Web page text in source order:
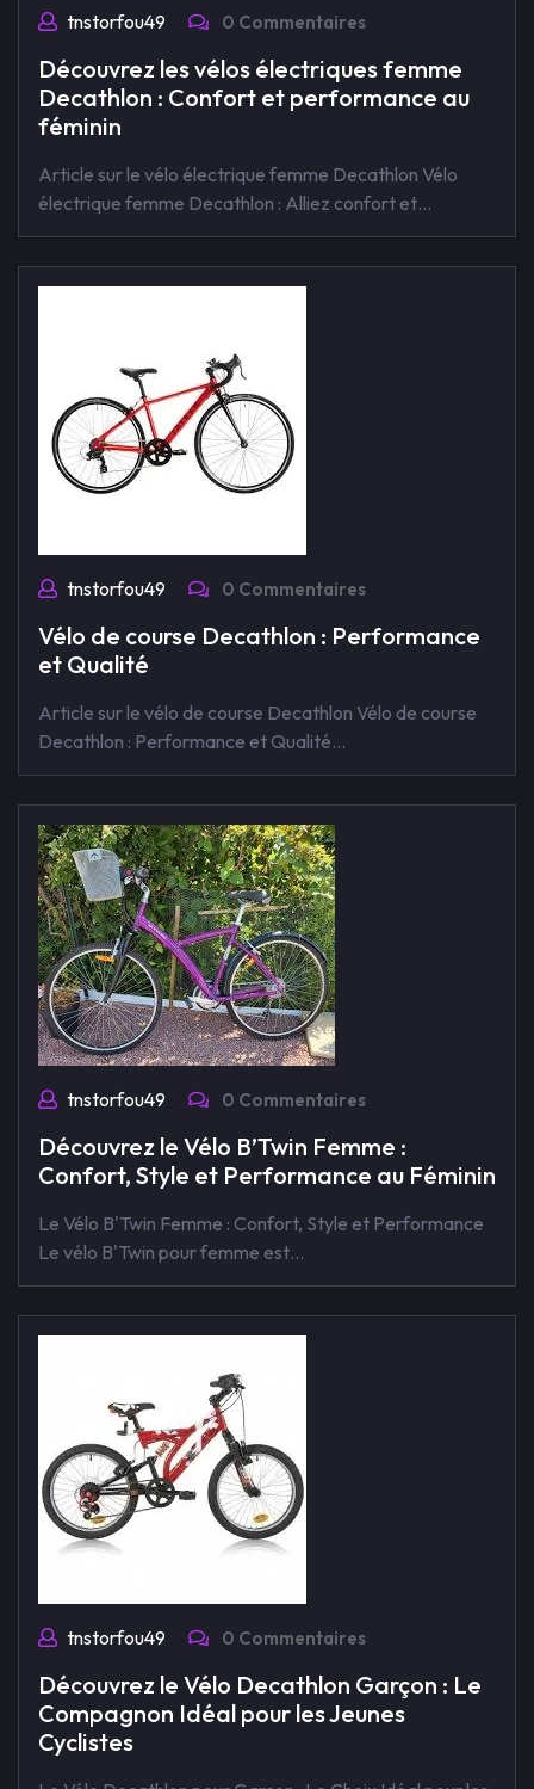
tnstorfou49 0 Commentaires
Découvrez les vélos électriques femme
Decathlon : Confort et performance au
féminin
Article sur le vélo électrique femme Decathlon Vélo
électrique femme Decathlon : Alliez confort et…
tnstorfou49 0 Commentaires
Vélo de course Decathlon : Performance
et Qualité
Article sur le vélo de course Decathlon Vélo de course
Decathlon : Performance et Qualité…
tnstorfou49 0 Commentaires
Découvrez le Vélo B’Twin Femme :
Confort, Style et Performance au Féminin
Le Vélo B'Twin Femme : Confort, Style et Performance
Le vélo B'Twin pour femme est…
tnstorfou49 0 Commentaires
Découvrez le Vélo Decathlon Garçon : Le
Compagnon Idéal pour les Jeunes
Cyclistes